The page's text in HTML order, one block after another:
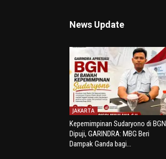
News Update
JAKARTA
Kepemimpinan Sudaryono di BGN
Dipuji, GARINDRA: MBG Beri
Dampak Ganda bagi...